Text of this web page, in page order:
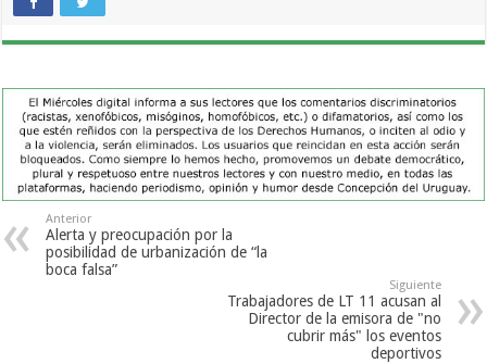
Anterior
Alerta y preocupación por la
posibilidad de urbanización de “la
boca falsa”
Siguiente
Trabajadores de LT 11 acusan al
Director de la emisora de "no
cubrir más" los eventos
deportivos